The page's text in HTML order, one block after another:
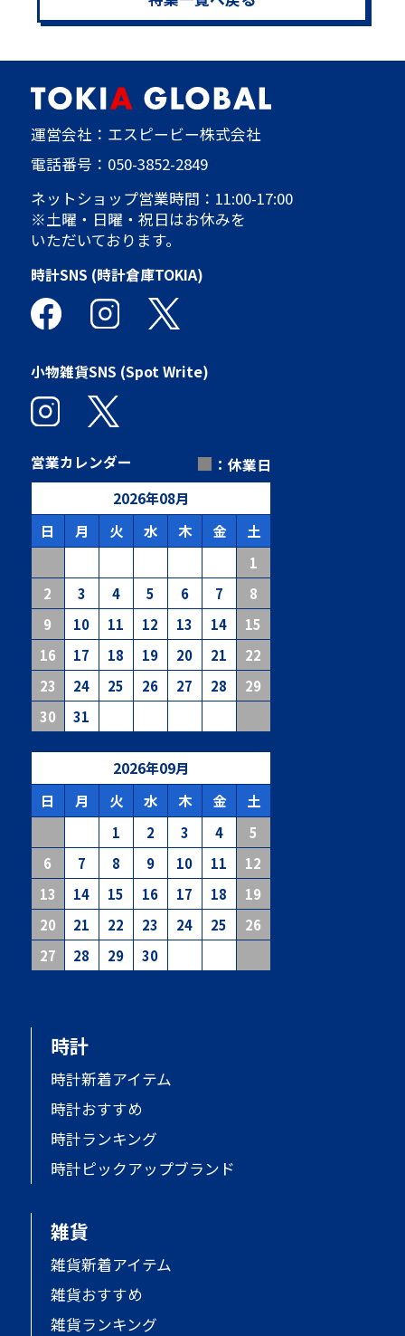
運営会社：エスピービー株式会社
電話番号： 050-3852-2849
ネットショップ営業時間：11:00-17:00
※土曜・日曜・祝日はお休みを
いただいております。
時計SNS (時計倉庫TOKIA)
小物雑貨SNS (Spot Write)
営業カレンダー ■ ：休業日
2026年08月
日
月 火 水 木 金 土
1
2
3 4 5 6 7
8
9
10 11 12 13 14
15
16
17 18 19 20 21
22
23
24 25 26 27 28
29
30
31
2026年09月
日
月 火 水 木 金 土
1 2 3 4
5
6
7 8 9 10 11
12
13
14 15 16 17 18
19
20
21 22 23 24 25
26
27
28 29 30
時計
時計新着アイテム
時計おすすめ
時計ランキング
時計ピックアップブランド
雑貨
雑貨新着アイテム
雑貨おすすめ
雑貨ランキング